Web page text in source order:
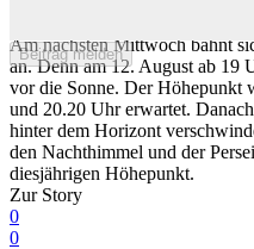
Beitrag melden
Am nächsten Mittwoch bahnt
an. Denn am 12. August ab 19
vor die Sonne. Der Höhepunkt
und 20.20 Uhr erwartet.
hinter dem Horizont
den Nachthimmel und der
diesjährigen Höhepunkt.
Zur Story
0
0